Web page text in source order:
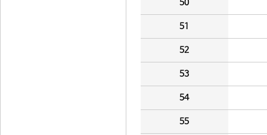
50
51
52
53
54
55